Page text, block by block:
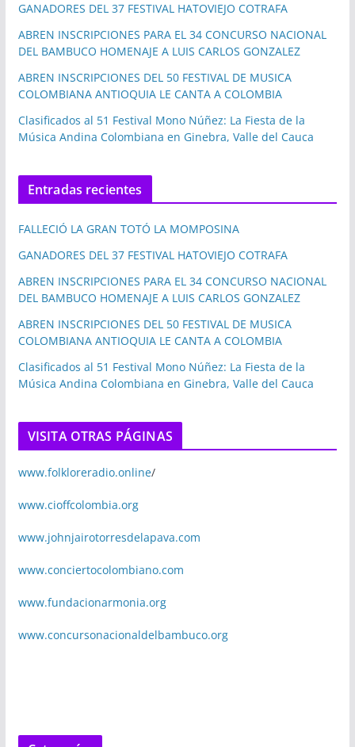
GANADORES DEL 37 FESTIVAL HATOVIEJO COTRAFA
ABREN INSCRIPCIONES PARA EL 34 CONCURSO NACIONAL
DEL BAMBUCO HOMENAJE A LUIS CARLOS GONZALEZ
ABREN INSCRIPCIONES DEL 50 FESTIVAL DE MUSICA
COLOMBIANA ANTIOQUIA LE CANTA A COLOMBIA
Clasificados al 51 Festival Mono Núñez: La Fiesta de la
Música Andina Colombiana en Ginebra, Valle del Cauca
Entradas recientes
FALLECIÓ LA GRAN TOTÓ LA MOMPOSINA
GANADORES DEL 37 FESTIVAL HATOVIEJO COTRAFA
ABREN INSCRIPCIONES PARA EL 34 CONCURSO NACIONAL
DEL BAMBUCO HOMENAJE A LUIS CARLOS GONZALEZ
ABREN INSCRIPCIONES DEL 50 FESTIVAL DE MUSICA
COLOMBIANA ANTIOQUIA LE CANTA A COLOMBIA
Clasificados al 51 Festival Mono Núñez: La Fiesta de la
Música Andina Colombiana en Ginebra, Valle del Cauca
VISITA OTRAS PÁGINAS
www.folkloreradio.online/
www.cioffcolombia.org
www.johnjairotorresdelapava.com
www.conciertocolombiano.com
www.fundacionarmonia.org
www.concursonacionaldelbambuco.org